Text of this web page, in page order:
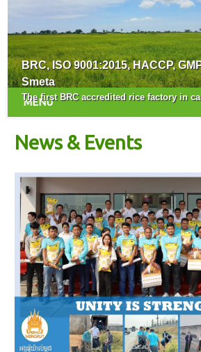
Survey for the New Crop
BRC, ISO 9001:2015, HACCP,
Smeta
The first BRC accredited rice factory in
MENU
News & Events